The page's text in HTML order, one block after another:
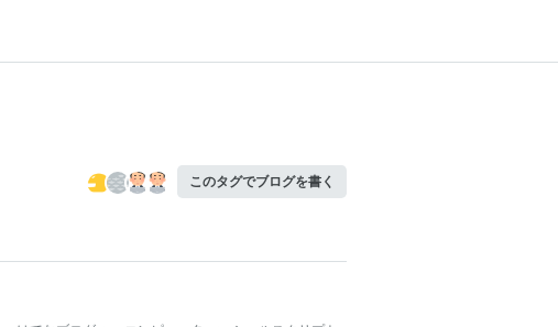
このタグでブログを書く